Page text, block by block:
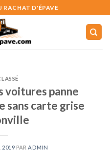
RACHAT D'ÉPAVE
voitures panne
sans carte grise
2019 PAR ADMIN